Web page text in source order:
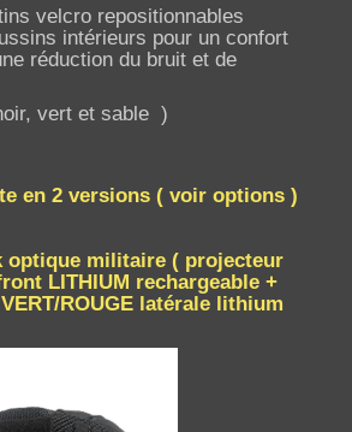
velcro repositionnables
intérieurs pour un confort
réduction du bruit et de
vert et sable )
en 2 versions ( voir options )
optique militaire ( projecteur
LITHIUM rechargeable +
ROUGE latérale lithium